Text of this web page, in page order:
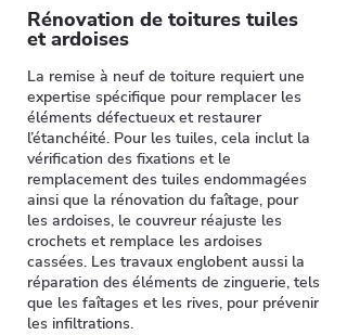
Rénovation de toitures tuiles
et ardoises
La remise à neuf de toiture requiert une
expertise spécifique pour remplacer les
éléments défectueux et restaurer
l’étanchéité. Pour les tuiles, cela inclut la
vérification des fixations et le
remplacement des tuiles endommagées
ainsi que la rénovation du faîtage, pour
les ardoises, le couvreur réajuste les
crochets et remplace les ardoises
cassées. Les travaux englobent aussi la
réparation des éléments de zinguerie, tels
que les faîtages et les rives, pour prévenir
les infiltrations.